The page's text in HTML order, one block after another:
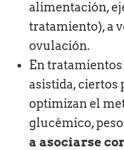
alimentación,
tratamiento), a
ovulación.
En
asistida, ciertos
optimizan el
glucémico,
a asociarse